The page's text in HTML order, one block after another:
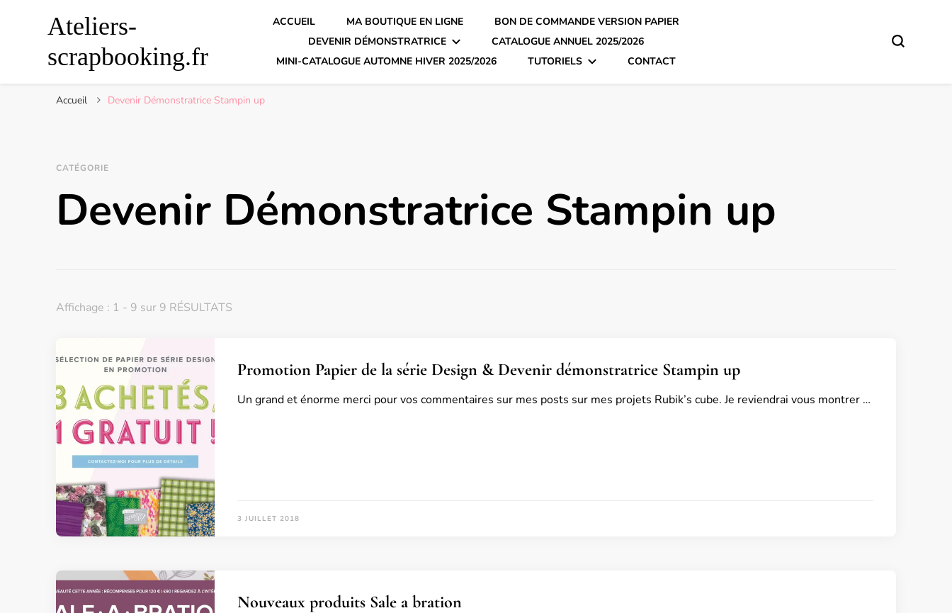
Ateliers-
scrapbooking.fr
ACCUEIL MA BOUTIQUE EN LIGNE
BON DE COMMANDE VERSION PAPIER
DEVENIR DÉMONSTRATRICE
CATALOGUE ANNUEL 2025/2026
MINI-CATALOGUE AUTOMNE HIVER 2025/2026
TUTORIELS CONTACT
Accueil Devenir Démonstratrice Stampin up
CATÉGORIE
Devenir Démonstratrice Stampin up
Affichage : 1 - 9 sur 9 RÉSULTATS
Promotion Papier de la série Design & Devenir démonstratrice Stampin up
Un grand et énorme merci pour vos commentaires sur mes posts sur mes projets Rubik’s cube. Je reviendrai vous montrer …
3 JUILLET 2018
Nouveaux produits Sale a bration